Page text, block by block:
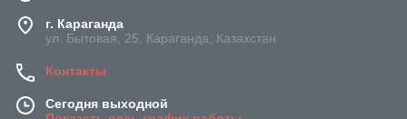
г. Караганда
ул. Бытовая, 25, Караганда, Казахстан
Контакты
Сегодня выходной